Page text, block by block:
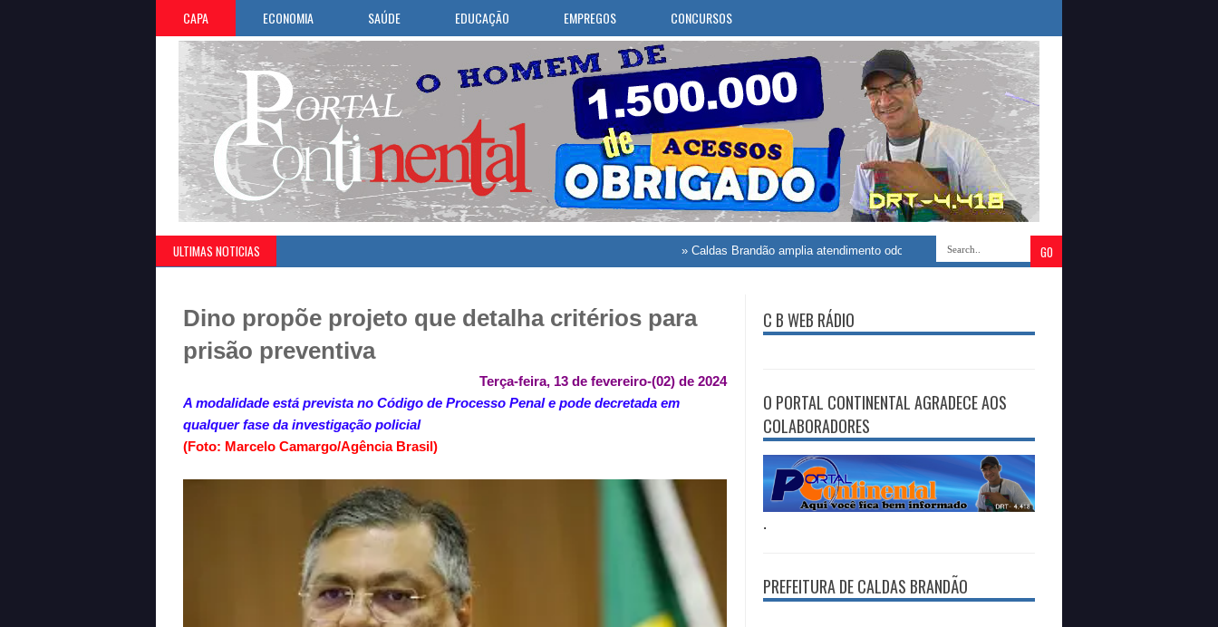
CAPA ECONOMIA SAÚDE EDUCAÇÃO EMPREGOS CONCURSOS
ULTIMAS NOTICIAS Caldas Brandão amplia atendimento odontológico com construção de novo Centro Especializado de Saúde
Dino propõe projeto que detalha critérios para
prisão preventiva
Terça-feira, 13 de fevereiro-(02) de 2024
A modalidade está prevista no Código de Processo Penal e pode decretada em
qualquer fase da investigação policial
(Foto: Marcelo Camargo/Agência Brasil)
C B WEB RÁDIO
O PORTAL CONTINENTAL AGRADECE AOS
COLABORADORES
.
PREFEITURA DE CALDAS BRANDÃO